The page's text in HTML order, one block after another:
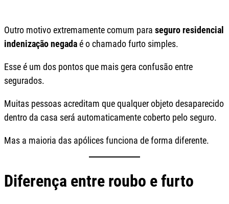
Outro motivo extremamente comum para seguro residencial
indenização negadaé o chamado furto simples.
Esse é um dos pontos que mais gera confusão entre
segurados.
Muitas pessoas acreditam que qualquer objeto desaparecido
dentro da casa será automaticamente coberto pelo seguro.
Mas a maioria das apólices funciona de forma diferente.
Diferença entre roubo e furto